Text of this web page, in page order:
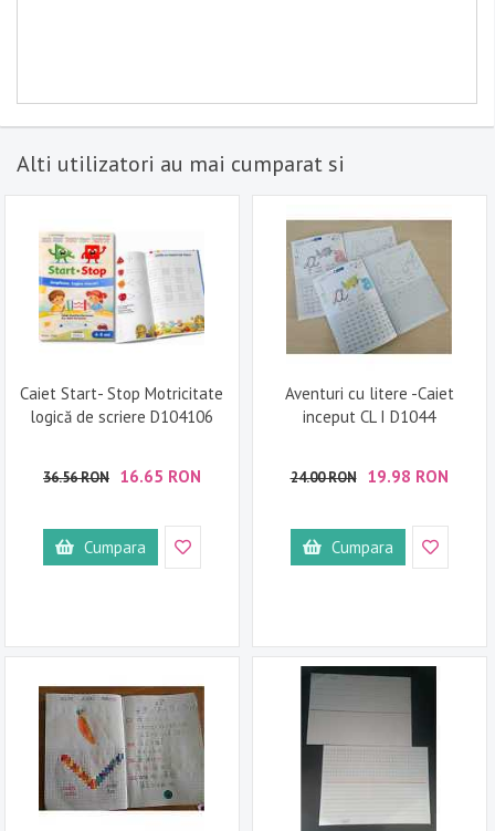
Alti utilizatori au mai cumparat si
Caiet Start- Stop Motricitate
logică de scriere D104106
36.56 RON 16.65 RON
Cumpara
Aventuri cu litere -Caiet
inceput CL I D1044
24.00 RON 19.98 RON
Cumpara